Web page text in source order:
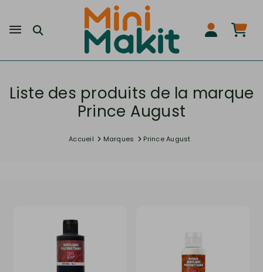
Liste des produits de la marque
Prince August
Accueil Marques Prince August